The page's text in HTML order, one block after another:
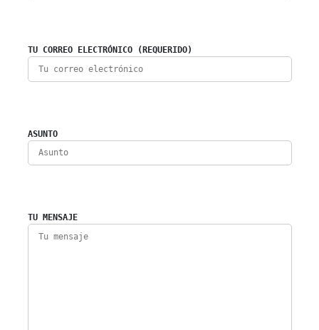
TU CORREO ELECTRÓNICO (REQUERIDO)
ASUNTO
TU MENSAJE